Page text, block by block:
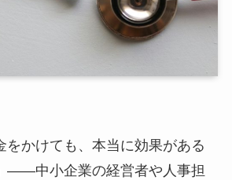
をかけても、本当に効果がある
——中小企業の経営者や人事担